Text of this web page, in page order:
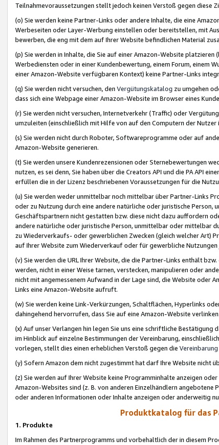
Teilnahmevoraussetzungen stellt jedoch keinen Verstoß gegen diese
(o) Sie werden keine Partner-Links oder andere Inhalte, die eine
Werbeseiten oder Layer-Werbung einstellen oder bereitstellen, mit
bewerben, die eng mit dem auf Ihrer Website befindlichen Material
(p) Sie werden in Inhalte, die Sie auf einer Amazon-Website
Werbediensten oder in einer Kundenbewertung, einem Forum, einem
einer Amazon-Website verfügbaren Kontext) keine Partner-Links
(q) Sie werden nicht versuchen, den Vergütungskatalog zu umgehen
dass sich eine Webpage einer Amazon-Website im Browser eines
(r) Sie werden nicht versuchen, Internetverkehr (Traffic) oder
umzuleiten (einschließlich mit Hilfe von auf den Computern der
(s) Sie werden nicht durch Roboter, Softwareprogramme oder auf
Amazon-Website generieren.
(t) Sie werden unsere Kundenrezensionen oder Sternebewertungen
nutzen, es sei denn, Sie haben über die Creators API und die PA API
erfüllen die in der Lizenz beschriebenen Voraussetzungen für die
(u) Sie werden weder unmittelbar noch mittelbar über Partner-Links
oder zu Nutzung durch eine andere natürliche oder juristische
Geschäftspartnern nicht gestatten bzw. diese nicht dazu auffordern
andere natürliche oder juristische Person, unmittelbar oder mittelbar
zu Wiederverkaufs- oder gewerblichen Zwecken (gleich welcher Art)
auf Ihrer Website zum Wiederverkauf oder für gewerbliche
(v) Sie werden die URL Ihrer Website, die die Partner-Links enthält
werden, nicht in einer Weise tarnen, verstecken, manipulieren oder
nicht mit angemessenem Aufwand in der Lage sind, die Website oder
Links eine Amazon-Website aufruft.
(w) Sie werden keine Link-Verkürzungen, Schaltflächen, Hyperlinks
dahingehend hervorrufen, dass Sie auf eine Amazon-Website
(x) Auf unser Verlangen hin legen Sie uns eine schriftliche
im Hinblick auf einzelne Bestimmungen der Vereinbarung,
vorlegen, stellt dies einen erheblichen Verstoß gegen die Vereinbarung
(y) Sofern Amazon dem nicht zugestimmt hat darf Ihre Website nicht
(z) Sie werden auf Ihrer Website keine Programminhalte anzeigen
Amazon-Websites sind (z. B. von anderen Einzelhändlern
oder anderen Informationen oder Inhalte anzeigen oder anderweitig
Produktkatalog für das
1. Produkte
Im Rahmen des Partnerprogramms und vorbehaltlich der in diesem